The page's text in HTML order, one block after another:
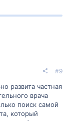
#9
развита частная
врача
поиск самой
который